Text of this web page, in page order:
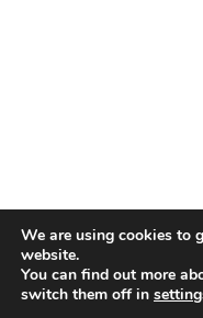
We are using cookies to
website.
You can find out more
switch them off in